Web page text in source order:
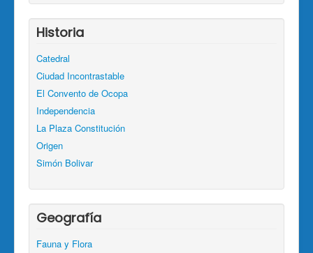
Historia
Catedral
Ciudad Incontrastable
El Convento de Ocopa
Independencia
La Plaza Constitución
Origen
Simón Bolivar
Geografía
Fauna y Flora